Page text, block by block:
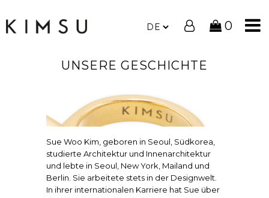
0
UNSERE GESCHICHTE
Sue Woo Kim, geboren in Seoul, Südkorea,
studierte Architektur und Innenarchitektur
und lebte in Seoul, New York, Mailand und
Berlin. Sie arbeitete stets in der Designwelt.
In ihrer internationalen Karriere hat Sue über